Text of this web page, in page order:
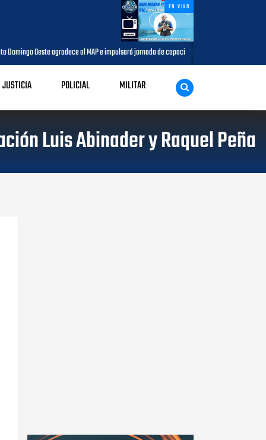
EN VIVO
Oeste agradece al MAP e impulsará jornada de capacitación para comunicadores del
JUSTICIA POLICIAL MILITAR
Luis Abinader y Raquel Peña